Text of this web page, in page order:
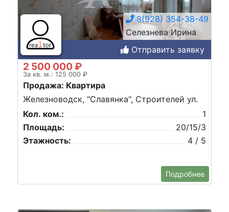
8(928) 354-38-49
Селезнева Ирина
Отправить заявку
2 500 000 ₽
За кв. м.: 125 000 ₽
Продажа: Квартира
Железноводск, "Славянка", Строителей ул.
Кол. ком.:
1
Площадь:
20/15/3
Этажность:
4 / 5
Подробнее